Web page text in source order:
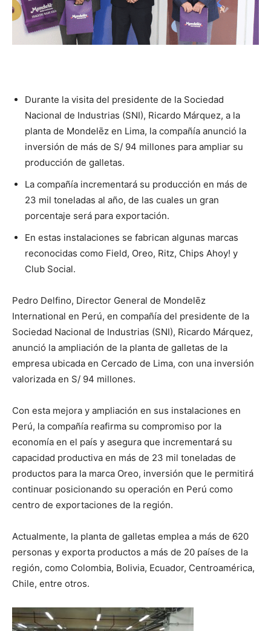
Durante la visita del presidente de la Sociedad
Nacional de Industrias (SNI), Ricardo Márquez, a la
planta de Mondelēz en Lima, la compañía anunció la
inversión de más de S/ 94 millones para ampliar su
producción de galletas.
La compañía incrementará su producción en más de
23 mil toneladas al año, de las cuales un gran
porcentaje será para exportación.
En estas instalaciones se fabrican algunas marcas
reconocidas como Field, Oreo, Ritz, Chips Ahoy! y
Club Social.
Pedro Delfino, Director General de Mondelēz
International en Perú, en compañía del presidente de la
Sociedad Nacional de Industrias (SNI), Ricardo Márquez,
anunció la ampliación de la planta de galletas de la
empresa ubicada en Cercado de Lima, con una inversión
valorizada en S/ 94 millones.
Con esta mejora y ampliación en sus instalaciones en
Perú, la compañía reafirma su compromiso por la
economía en el país y asegura que incrementará su
capacidad productiva en más de 23 mil toneladas de
productos para la marca Oreo, inversión que le permitirá
continuar posicionando su operación en Perú como
centro de exportaciones de la región.
Actualmente, la planta de galletas emplea a más de 620
personas y exporta productos a más de 20 países de la
región, como Colombia, Bolivia, Ecuador, Centroamérica,
Chile, entre otros.